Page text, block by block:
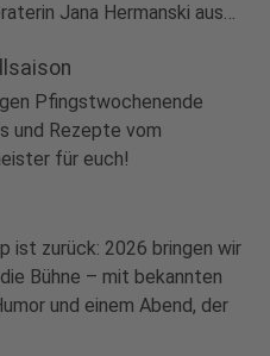
Jana Hermanski aus
Pfingstwochenende
und Rezepte vom
für euch!
ist zurück: 2026 bringen wir
Bühne – mit bekannten
und einem Abend, der